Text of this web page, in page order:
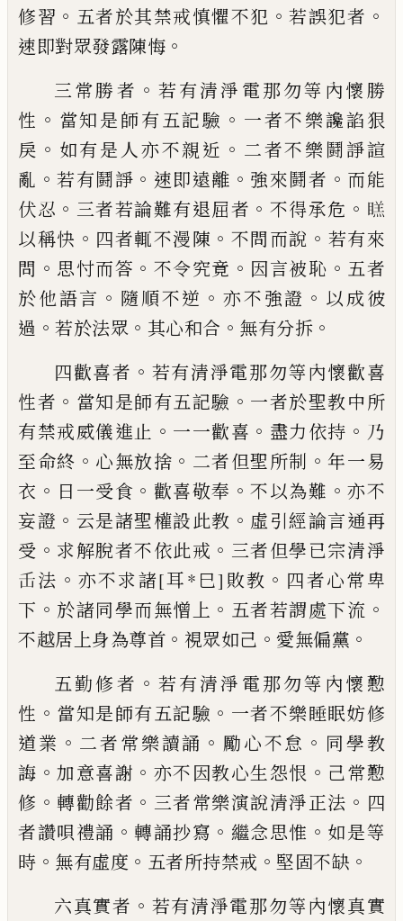
修習 。 五者於其禁戒慎懼不犯 。若誤犯者 。
速即對眾發露陳悔 。
三常勝者 。 若有清淨電那勿等內懷勝
性 。 當知是師有五記驗 。 一者不樂讒諂狠
戾 。 如有是人亦不親近 。 二者不樂鬪諍諠
亂 。若有鬪諍 。 速即遠離 。 強來鬪者 。 而能
伏忍 。 三者若論難有退屈者 。 不得承危 。 𭿔
以稱快 。 四者輒不漫陳 。 不問而說 。 若有來
問 。 思忖而答 。 不令究竟 。 因言被恥 。 五者
於他語言 。 隨順不逆 。 亦不強證 。 以成彼
過 。 若於法眾 。 其心和合 。 無有分拆 。
四歡喜者 。 若有清淨電那勿等內懷歡喜
性者 。 當知是師有五記驗 。 一者於聖教中所
有禁戒威儀進止 。 一一歡喜 。 盡力依持 。 乃
至命終 。 心無放捨 。 二者但聖所制 。 年一易
衣 。 日一受食 。 歡喜敬奉 。不以為難 。亦不
妄證 。 云是諸聖權設此教 。 虛引經論言通再
受 。 求解脫者不依此戒 。 三者但學已宗清淨
𬼈法 。 亦不求諸[耳*巳] 敗教 。 四者心常卑
下 。 於諸同學而無憎 上 。 五者若謂處下流 。
不越居上身為尊首 。 視眾如己 。 愛無偏黨 。
五勤修者 。 若有清淨電那勿等內懷懃
性 。 當知是師有五記驗 。 一者不樂睡眠妨修
道業 。 二者常樂讀誦 。 勵心不怠 。 同學教
誨 。加意喜謝 。 亦不因教心生怨恨 。 己常懃
修 。轉勸餘者 。 三者常樂演說清淨正法 。 四
者讚唄禮誦 。轉誦抄寫 。 繼念思惟 。 如是等
時 。 無有虛度 。 五者所持禁戒 。 堅固不缺 。
六真實者 。 若有清淨電那勿等內懷真實